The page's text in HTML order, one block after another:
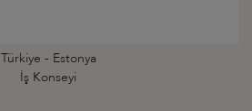
Türkiye - Estonya
İş Konseyi